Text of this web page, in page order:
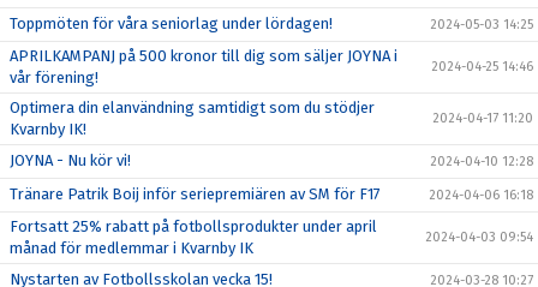
Toppmöten för våra seniorlag under lördagen! 2024-05-03 14:25
APRILKAMPANJ på 500 kronor till dig som säljer JOYNA i
vår förening!
2024-04-25 14:46
Optimera din elanvändning samtidigt som du stödjer
Kvarnby IK!
2024-04-17 11:20
JOYNA - Nu kör vi! 2024-04-10 12:28
Tränare Patrik Boij inför seriepremiären av SM för F17 2024-04-06 16:18
Fortsatt 25% rabatt på fotbollsprodukter under april
månad för medlemmar i Kvarnby IK
2024-04-03 09:54
Nystarten av Fotbollsskolan vecka 15! 2024-03-28 10:27